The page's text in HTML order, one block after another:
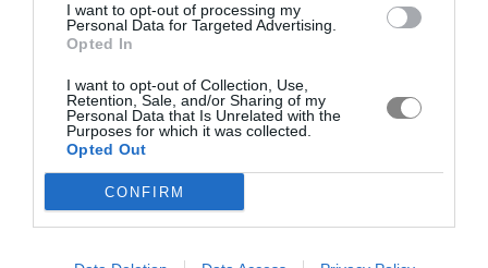
I want to opt-out of processing my
Personal Data for Targeted Advertising.
Opted In
I want to opt-out of Collection, Use,
Retention, Sale, and/or Sharing of my
Personal Data that Is Unrelated with the
Purposes for which it was collected.
Opted Out
CONFIRM